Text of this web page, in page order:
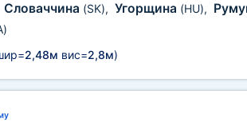
Словаччина (SK), Угорщина (HU),
2,48м вис=2,8м)